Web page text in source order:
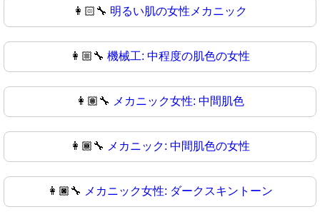
👩🏻‍🔧 明るい肌の女性メカニック
👩🏼‍🔧 機械工: 中程度の肌色の女性
👩🏽‍🔧 メカニック女性: 中間肌色
👩🏾‍🔧 メカニック: 中間肌色の女性
👩🏿‍🔧 メカニック女性: ダークスキントーン